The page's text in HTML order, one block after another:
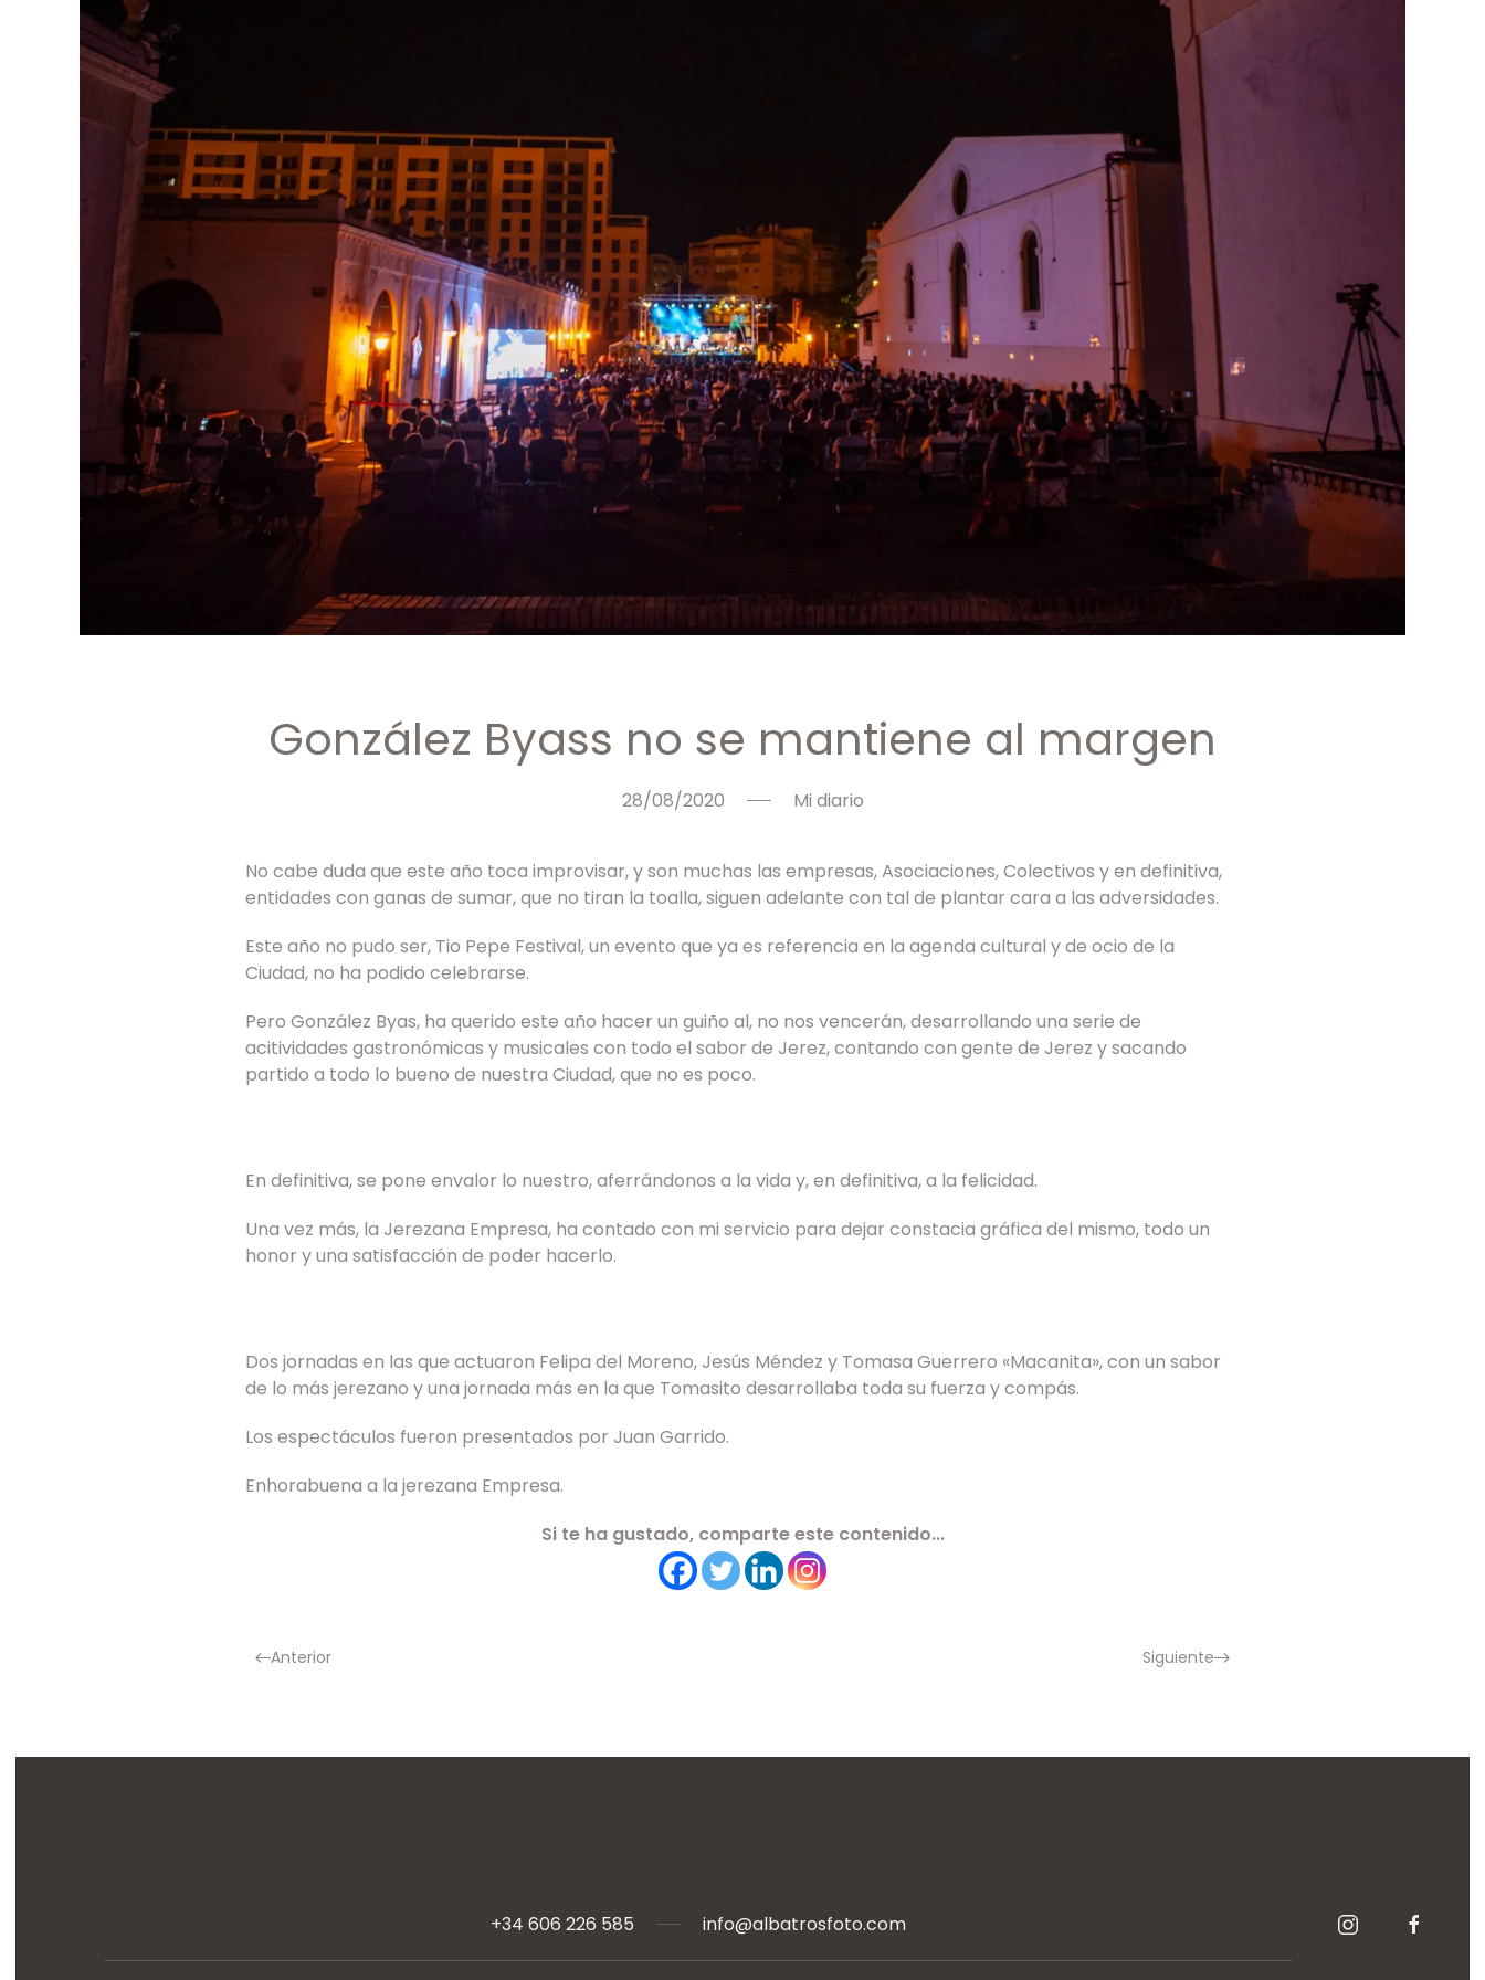
González Byass no se mantiene al margen
28/08/2020 Mi diario
No cabe duda que este año toca improvisar, y son muchas las empresas, Asociaciones, Colectivos y en definitiva,
entidades con ganas de sumar, que no tiran la toalla, siguen adelante con tal de plantar cara a las adversidades.
Este año no pudo ser, Tio Pepe Festival, un evento que ya es referencia en la agenda cultural y de ocio de la
Ciudad, no ha podido celebrarse.
Pero González Byas, ha querido este año hacer un guiño al, no nos vencerán, desarrollando una serie de
acitividades gastronómicas y musicales con todo el sabor de Jerez, contando con gente de Jerez y sacando
partido a todo lo bueno de nuestra Ciudad, que no es poco.
En definitiva, se pone envalor lo nuestro, aferrándonos a la vida y, en definitiva, a la felicidad.
Una vez más, la Jerezana Empresa, ha contado con mi servicio para dejar constacia gráfica del mismo, todo un
honor y una satisfacción de poder hacerlo.
Dos jornadas en las que actuaron Felipa del Moreno, Jesús Méndez y Tomasa Guerrero «Macanita», con un sabor
de lo más jerezano y una jornada más en la que Tomasito desarrollaba toda su fuerza y compás.
Los espectáculos fueron presentados por Juan Garrido.
Enhorabuena a la jerezana Empresa.
Si te ha gustado, comparte este contenido...
Anterior Siguiente
+34 606 226 585 info@albatrosfoto.com